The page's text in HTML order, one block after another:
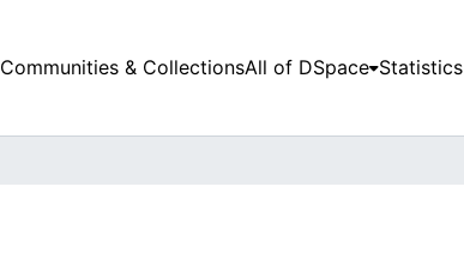
Communities & CollectionsAll of DSpace Statistics